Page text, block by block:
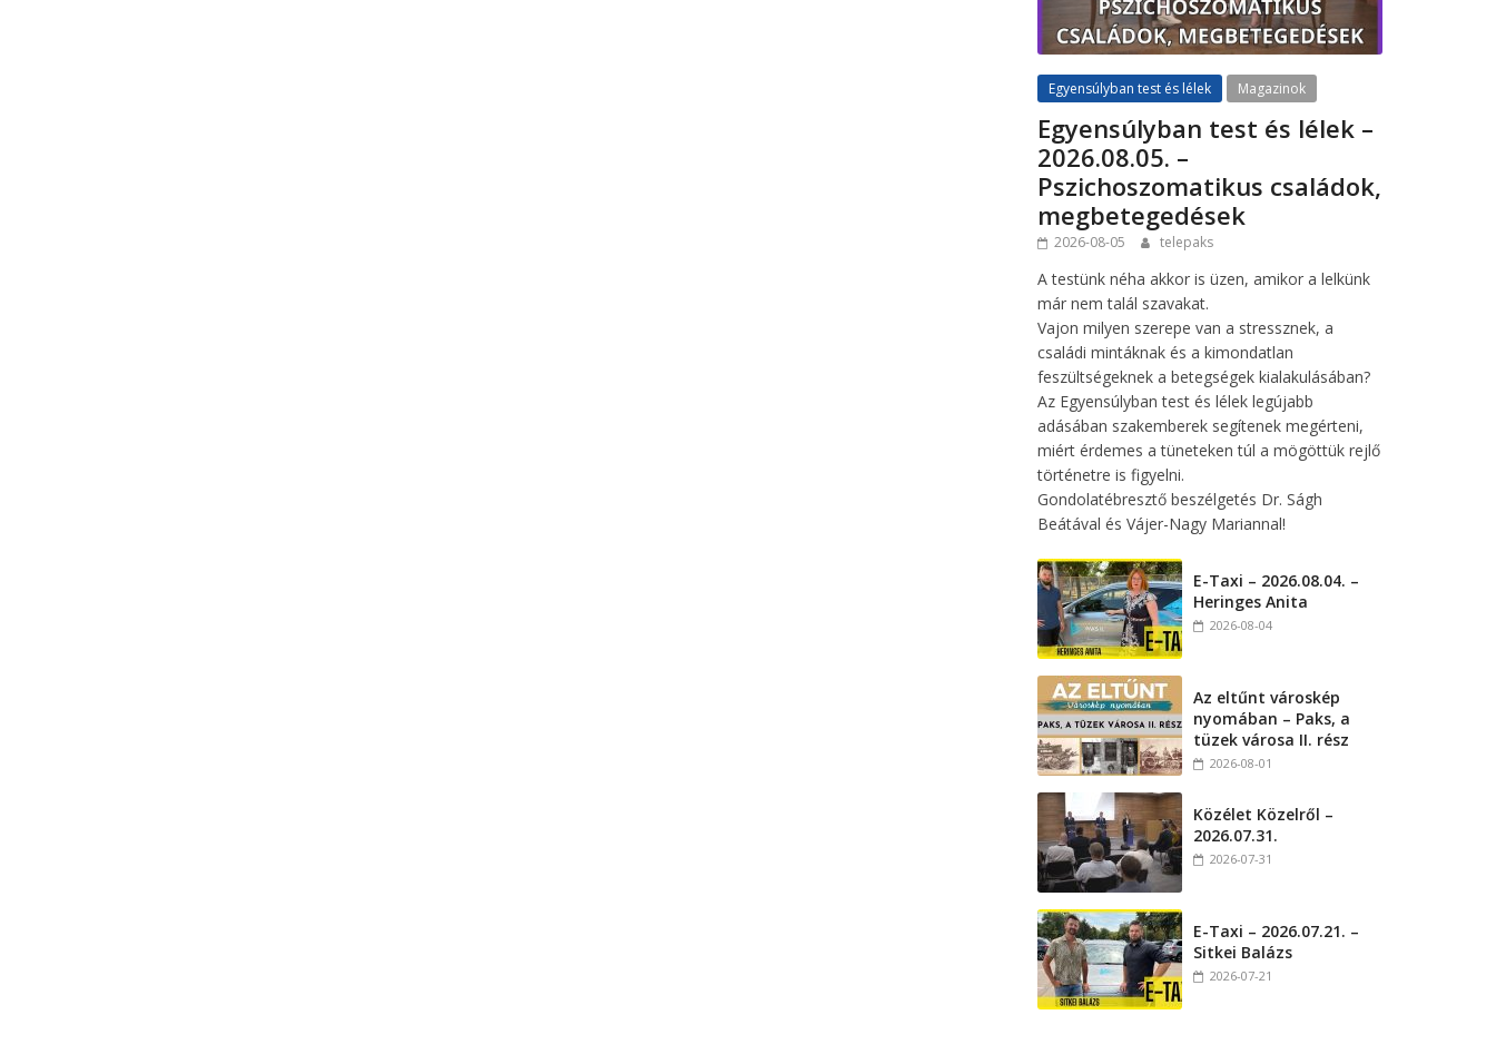
Egyensúlyban test és lélek Magazinok
Egyensúlyban test és lélek –
2026.08.05. –
Pszichoszomatikus családok,
megbetegedések
2026-08-05 telepaks
A testünk néha akkor is üzen, amikor a lelkünk
már nem talál szavakat.
Vajon milyen szerepe van a stressznek, a
családi mintáknak és a kimondatlan
feszültségeknek a betegségek kialakulásában?
Az Egyensúlyban test és lélek legújabb
adásában szakemberek segítenek megérteni,
miért érdemes a tüneteken túl a mögöttük rejlő
történetre is figyelni.
Gondolatébresztő beszélgetés Dr. Ságh
Beátával és Vájer-Nagy Mariannal!
E-Taxi – 2026.08.04. –
Heringes Anita
2026-08-04
Az eltűnt városkép
nyomában – Paks, a
tüzek városa II. rész
2026-08-01
Közélet Közelről –
2026.07.31.
2026-07-31
E-Taxi – 2026.07.21. –
Sitkei Balázs
2026-07-21